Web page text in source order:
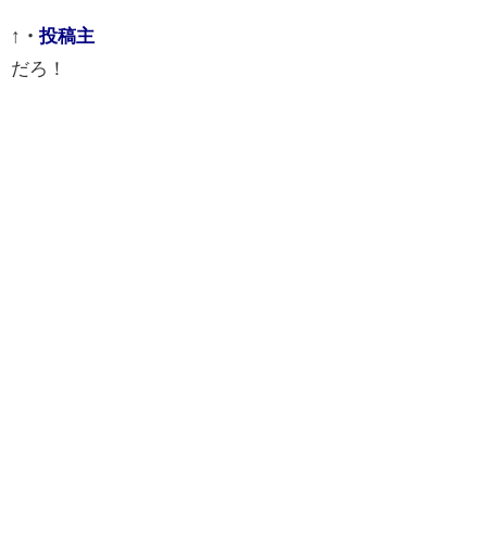
↑ ・ 投稿主
だろ！